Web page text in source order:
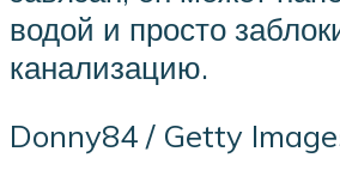
водой и просто
канализацию.
Donny84 / Getty